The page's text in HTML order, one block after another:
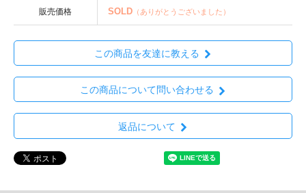
販売価格 SOLD （ありがとうございました）
この商品を友達に教える
この商品について問い合わせる
返品について